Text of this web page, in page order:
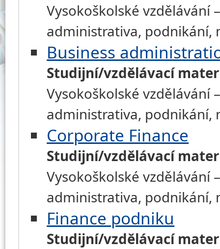
Vysokoškolské vzdělávání
administrativa,
Business
Studijní/vzdělávací
Vysokoškolské vzdělávání
administrativa,
Corporate Finance
Studijní/vzdělávací
Vysokoškolské vzdělávání
administrativa,
Finance podniku
Studijní/vzdělávací